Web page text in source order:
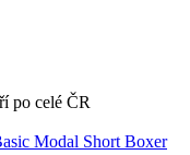
po celé ČR